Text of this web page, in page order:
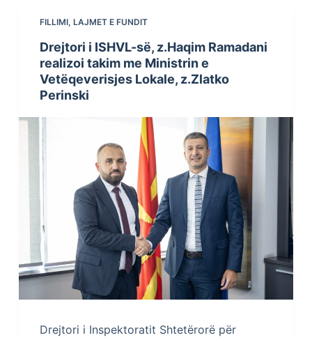
FILLIMI, LAJMET E FUNDIT
Drejtori i ISHVL-së, z.Haqim Ramadani
realizoi takim me Ministrin e
Vetëqeverisjes Lokale, z.Zlatko
Perinski
Drejtori i Inspektoratit Shtetërorë për